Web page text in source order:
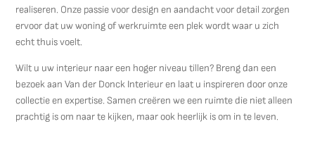
realiseren. Onze passie voor design en aandacht voor detail zorgen
ervoor dat uw woning of werkruimte een plek wordt waar u zich
echt thuis voelt.
Wilt u uw interieur naar een hoger niveau tillen? Breng dan een
bezoek aan Van der Donck Interieur en laat u inspireren door onze
collectie en expertise. Samen creëren we een ruimte die niet alleen
prachtig is om naar te kijken, maar ook heerlijk is om in te leven.